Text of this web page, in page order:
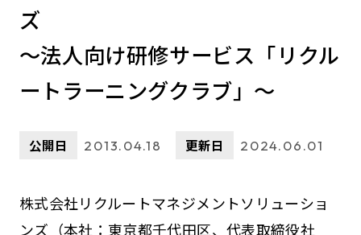
ズ
～法人向け研修サービス「リクル
ートラーニングクラブ」～
公開日 2013.04.18 更新日 2024.06.01
株式会社リクルートマネジメントソリューショ
ンズ（本社：東京都千代田区、代表取締役社